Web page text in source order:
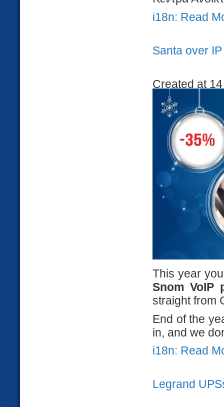
i18n: Read
Santa over IP
Created at
This year
Snom VoIP
straight from
End of the
in, and we
i18n: Read
Legrand